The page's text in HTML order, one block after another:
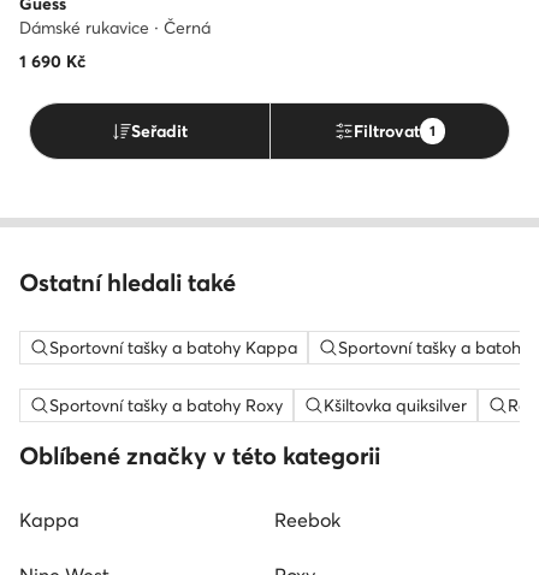
Dámské rukavice · Černá
1 690 Kč
Seřadit Filtrovat 1
Ostatní hledali také
Sportovní tašky a batohy Kappa Sportovní tašky a batohy
Sportovní tašky a batohy Roxy Kšiltovka quiksilver
Oblíbené značky v této kategorii
Kappa Reebok